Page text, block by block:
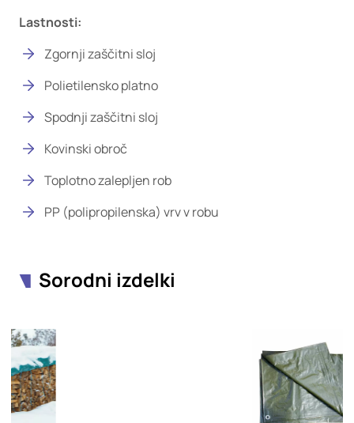
Lastnosti:
Zgornji zaščitni sloj
Polietilensko platno
Spodnji zaščitni sloj
Kovinski obroč
Toplotno zalepljen rob
PP (polipropilenska) vrv v robu
Sorodni izdelki